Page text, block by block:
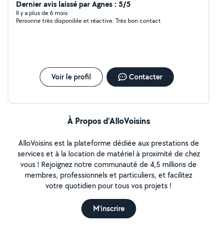
Dernier avis laissé par Agnes : 5/5
Il y a plus de 6 mois
Personne très disponible et réactive. Très bon contact
Voir le profil Contacter
À Propos d’AlloVoisins
AlloVoisins est la plateforme dédiée aux prestations de
services et à la location de matériel à proximité de chez
vous ! Rejoignez notre communauté de 4,5 millions de
membres, professionnels et particuliers, et facilitez
votre quotidien pour tous vos projets !
M'inscrire